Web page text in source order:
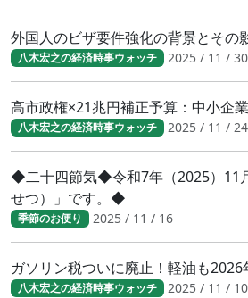
外国人のビザ要件強化の背景とその
八木宏之の経済時事ウォッチ 2025 / 11 / 30
高市政権×21兆円補正予算：中小企
八木宏之の経済時事ウォッチ 2025 / 11 / 24
◆二十四節気◆令和7年（2025）11
せつ）」です。◆
季節のお便り 2025 / 11 / 16
ガソリン税ついに廃止！軽油も2026
八木宏之の経済時事ウォッチ 2025 / 11 / 10